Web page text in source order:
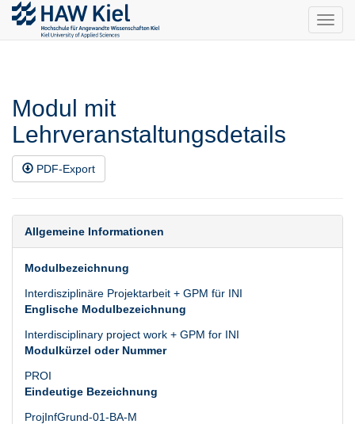
Modul mit
Lehrveranstaltungsdetails
PDF-Export
Allgemeine Informationen
Modulbezeichnung
Interdisziplinäre Projektarbeit + GPM für INI
Englische Modulbezeichnung
Interdisciplinary project work + GPM for INI
Modulkürzel oder Nummer
PROI
Eindeutige Bezeichnung
ProjInfGrund-01-BA-M